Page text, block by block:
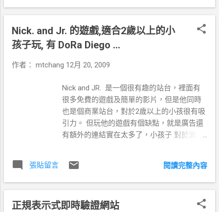
Multics最後不了了之，但是在這灰燼之中 竟
我想Multics應該是K & R 電動沒有打爽，所
以才沒寫出來。這兩個可說是IT界的第一對
(1/2) 這裡出現第2個Unix電腦界的宅男， Bill
的第一版就是他寫出來的。他同時也是
TCP/IP 、 vi 、 NFS 和 C shell 的開發者 這篇
應該是崇拜文巴!! http://www.ctuaa-
sc.com/articles/art022.htm 後來他被邀請加
入創立了 Sun 公司,股票上市後,賣掉股票買了
BSD (2/2) 在那個硬體值錢，軟體不值錢的年
代,UNIX得以在UC Berkeley渡過了一段歡樂時
光 校園內與校園外，UNIX的原始碼到處流傳,
『前衛』的新知識的探索與開發,在1984年之
Nick. and Jr. 的遊戲,適合2歲以上的小
孩子玩, 有 DoRa Diego ...
作者： mtchang 12月 20, 2009
Nick and JR. 是一個很有趣的站台，裡面有
很多免費的遊戲及簡單的影片，但是他同時
也是個商業站台，對於2歲以上的小孩很有吸
引力。 但玩他的遊戲有個缺點，就是廣告還
有額外的連結實在太多了，小孩子 對於滑鼠
便讓小孩子玩。 * 建議你先調整你的 螢幕解
析度為 800*600 這樣玩 flash 遊戲或觀看影
按 F11 將畫面設定為全螢幕 ，這個小孩操作
張貼留言 閱讀完整內容
正規表示式即時驗證網站